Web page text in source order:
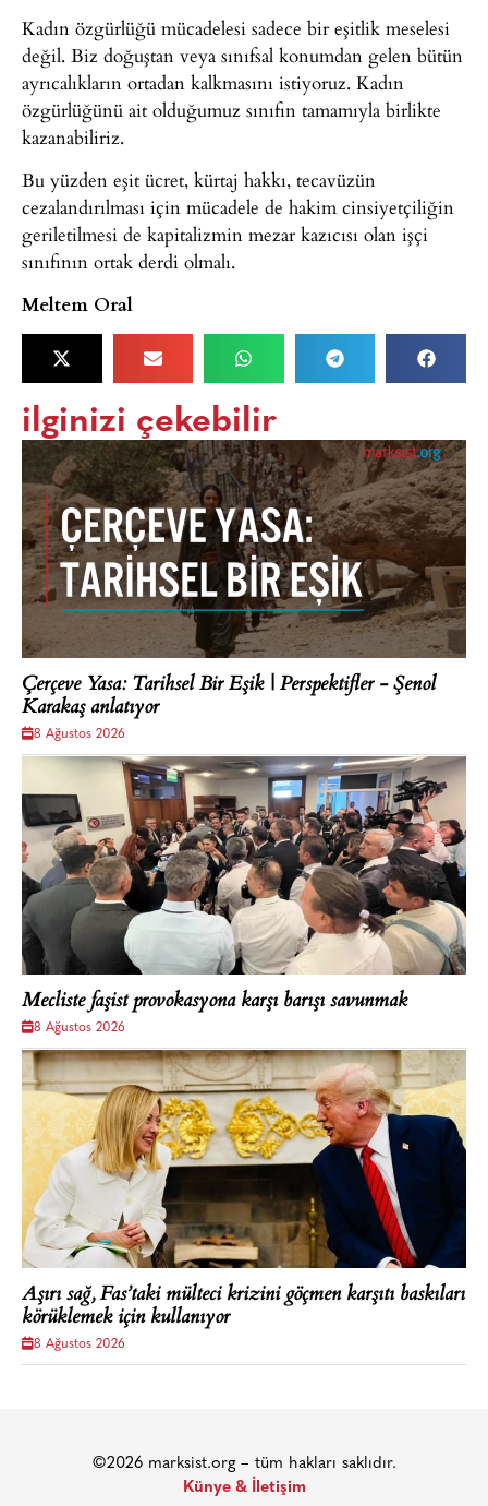
Kadın özgürlüğü mücadelesi sadece bir eşitlik meselesi
değil. Biz doğuştan veya sınıfsal konumdan gelen bütün
ayrıcalıkların ortadan kalkmasını istiyoruz. Kadın
özgürlüğünü ait olduğumuz sınıfın tamamıyla birlikte
kazanabiliriz.
Bu yüzden eşit ücret, kürtaj hakkı, tecavüzün
cezalandırılması için mücadele de hakim cinsiyetçiliğin
geriletilmesi de kapitalizmin mezar kazıcısı olan işçi
sınıfının ortak derdi olmalı.
Meltem Oral
ilginizi çekebilir
Çerçeve Yasa: Tarihsel Bir Eşik | Perspektifler - Şenol
Karakaş anlatıyor
8 Ağustos 2026
Mecliste faşist provokasyona karşı barışı savunmak
8 Ağustos 2026
Aşırı sağ, Fas’taki mülteci krizini göçmen karşıtı baskıları
körüklemek için kullanıyor
8 Ağustos 2026
©2026 marksist.org – tüm hakları saklıdır.
Künye & İletişim